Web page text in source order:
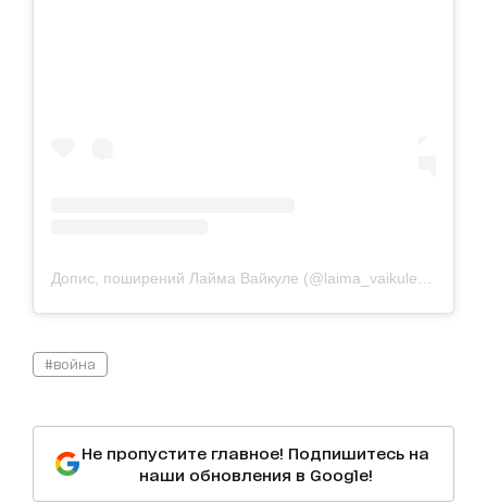
#война
Не пропустите главное! Подпишитесь на
наши обновления в Google!